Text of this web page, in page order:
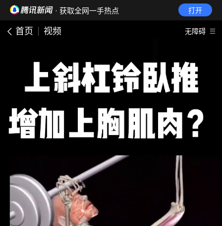
· 获取全网一手热点 打开
首页 视频 无障碍